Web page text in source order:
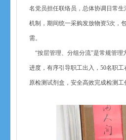
名党员担任联络员，总体协调日常
机制，期间统一采购发放物资5次，
需。
“按层管理、分组分流”是常规管理
进度，有序引导职工出入，50名职
原检测试剂盒，安全高效完成检测工